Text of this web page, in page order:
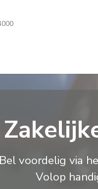
Bel voordelig via
Volop